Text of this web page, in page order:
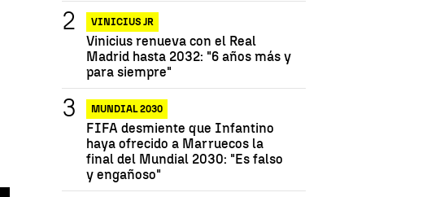
VINICIUS JR
Vinicius renueva con el Real
Madrid hasta 2032: "6 años más y
para siempre"
MUNDIAL 2030
FIFA desmiente que Infantino
haya ofrecido a Marruecos la
final del Mundial 2030: "Es falso
y engañoso"